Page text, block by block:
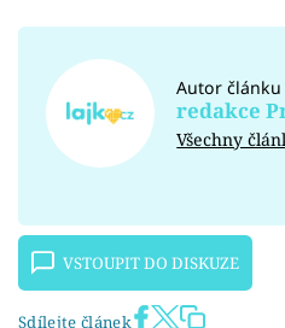
Autor článku
redakce
Všechny
VSTOUPIT DO DISKUZE
Sdílejte článek